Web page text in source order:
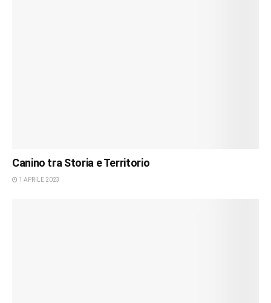
Canino tra Storia e Territorio
1 APRILE 2023